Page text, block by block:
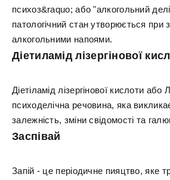
психоз&raquo; або "алкогольний
патологічний стан утворюється при
алкогольними напоями.
Діетиламід лізергінової
Діетіламід лізергінової кислоти
психоделічна речовина, яка
залежність, зміни свідомості та
Заспівай
Запій - це періодичне пияцтво, яке